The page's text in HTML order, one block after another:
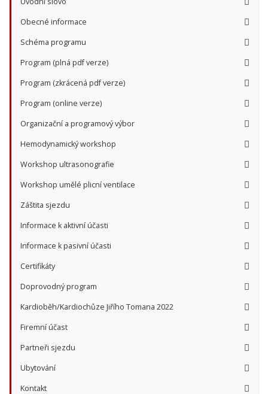
Obecné informace
Schéma programu
Program (plná pdf verze)
Program (zkrácená pdf verze)
Program (online verze)
Organizační a programový výbor
Hemodynamický workshop
Workshop ultrasonografie
Workshop umělé plicní ventilace
Záštita sjezdu
Informace k aktivní účasti
Informace k pasivní účasti
Certifikáty
Doprovodný program
Kardioběh/Kardiochůze Jiřího Tomana 2022
Firemní účast
Partneři sjezdu
Ubytování
Kontakt